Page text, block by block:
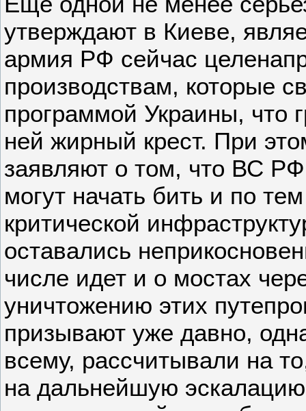
утверждают в Киеве,
армия РФ сейчас
производствам, которые
программой Украины, что
ней жирный крест. При
заявляют о том, что ВС
могут начать бить и по
критической
оставались
числе идет и о мостах
уничтожению этих
призывают уже давно,
всему, рассчитывали на
на дальнейшую